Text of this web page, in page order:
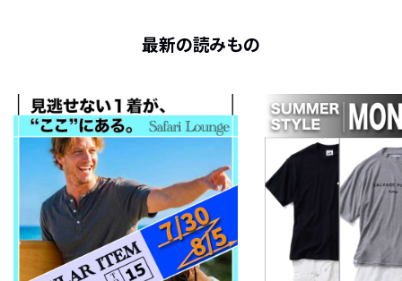
最新の読みもの